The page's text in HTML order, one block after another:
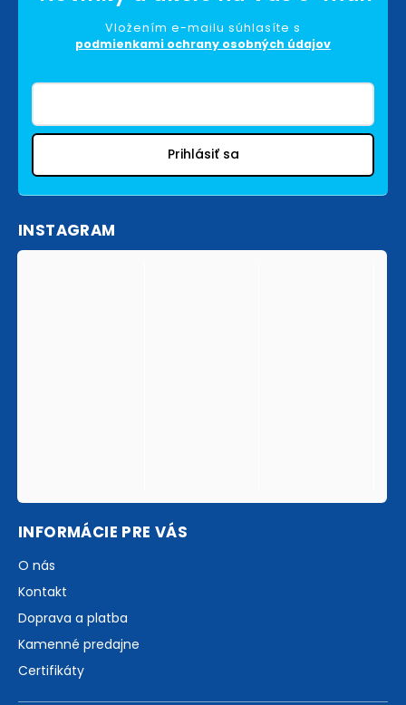
Vložením e-mailu súhlasíte s
podmienkami ochrany osobných údajov
Prihlásiť sa
INSTAGRAM
INFORMÁCIE PRE VÁS
O nás
Kontakt
Doprava a platba
Kamenné predajne
Certifikáty